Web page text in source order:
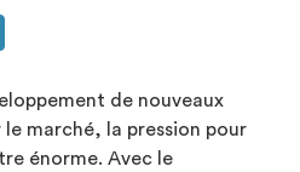
de nouveaux
marché, la pression pour
énorme. Avec le